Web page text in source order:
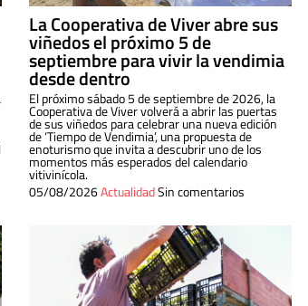
La Cooperativa de Viver abre sus
viñedos el próximo 5 de
septiembre para vivir la vendimia
desde dentro
El próximo sábado 5 de septiembre de 2026, la
Cooperativa de Viver volverá a abrir las puertas
de sus viñedos para celebrar una nueva edición
de ‘Tiempo de Vendimia’, una propuesta de
enoturismo que invita a descubrir uno de los
momentos más esperados del calendario
vitivinícola.
05/08/2026ActualidadSin comentarios